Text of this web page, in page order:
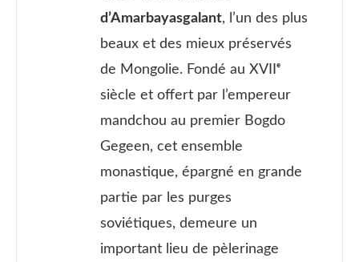
d’Amarbayasgalant, l’un des plus
beaux et des mieux préservés
de Mongolie. Fondé au XVIIᵉ
siècle et offert par l’empereur
mandchou au premier Bogdo
Gegeen, cet ensemble
monastique, épargné en grande
partie par les purges
soviétiques, demeure un
important lieu de pèlerinage